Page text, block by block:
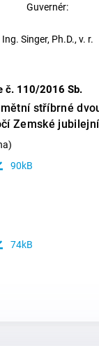
Guvernér:
Ing. Singer, Ph.D., v. r.
č. 110/2016 Sb.
stříbrné
Zemské
90kB
74kB